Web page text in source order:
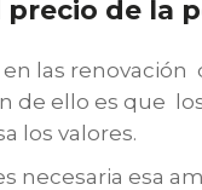
de la
las
de ello es que
los valores.
necesaria esa